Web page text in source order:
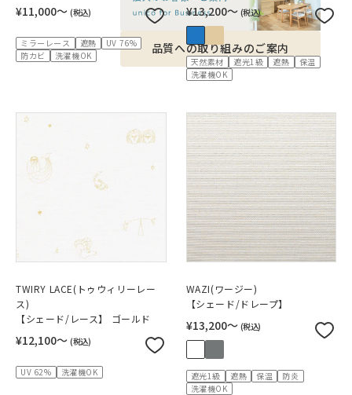
品質への取り組みのご案内
¥11,000〜 (税込)
ミラーレース 遮熱
UV 76%
防カビ
洗濯機OK
¥13,200〜 (税込)
天然素材 遮光1級 遮熱
保温
洗濯機OK
TWIRY LACE(トゥウィリーレー
ス)
【シェード/レース】 ゴールド
¥12,100〜 (税込)
UV 62% 洗濯機OK
WAZI(ワージー)
【シェード/ドレープ】
¥13,200〜 (税込)
遮光1級 遮熱 保温
防炎
洗濯機OK